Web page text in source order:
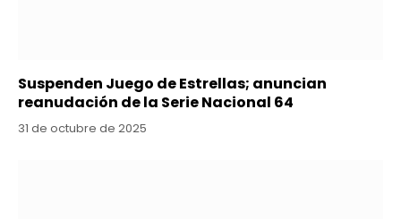
Suspenden Juego de Estrellas; anuncian
reanudación de la Serie Nacional 64
31 de octubre de 2025